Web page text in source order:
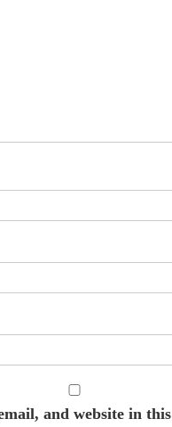
and website in